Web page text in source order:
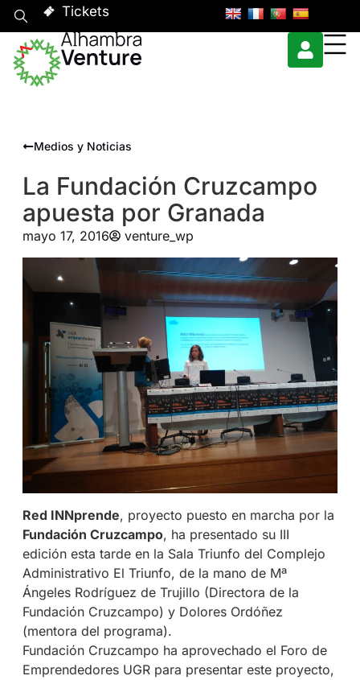
Tickets
Medios y Noticias
La Fundación Cruzcampo
apuesta por Granada
mayo 17, 2016 venture_wp
Red INNprende, proyecto puesto en marcha por la
Fundación Cruzcampo, ha presentado su III
edición esta tarde en la Sala Triunfo del Complejo
Administrativo El Triunfo, de la mano de Mª
Ángeles Rodríguez de Trujillo (Directora de la
Fundación Cruzcampo) y Dolores Ordóñez
(mentora del programa).
Fundación Cruzcampo ha aprovechado el Foro de
Emprendedores UGR para presentar este proyecto,